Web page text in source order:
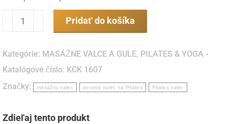
množstvo
Penový
na
cvičenie
60
15
Pridať do košíka
Kategórie: MASÁŽNE VALCE A GULE, PILATES & YOGA
Katalógové číslo: KCK 1607
Značky:
masážny valec penový valec na Pilates Pilates valec
Zdieľaj tento produkt